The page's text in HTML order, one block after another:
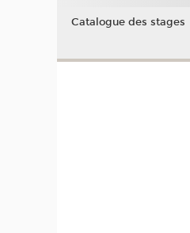
Catalogue des stages